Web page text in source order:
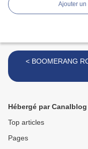
Ajouter un
< BOOMERANG
Hébergé par Canalblog
Top articles
Pages